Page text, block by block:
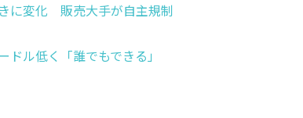
に変化 販売大手が自主規制
ル低く「誰でもできる」